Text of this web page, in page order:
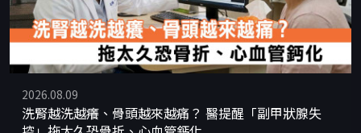
2026.08.09
洗腎越洗越癢、骨頭越來越痛？ 醫提醒「副甲狀腺失